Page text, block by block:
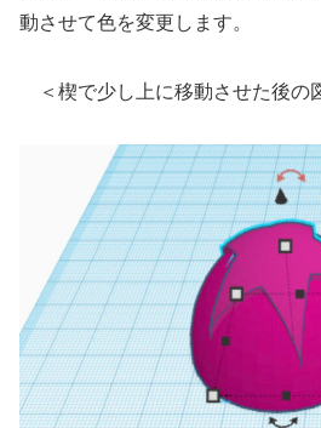
動させて色を変更します。
＜楔で少し上に移動させた後の